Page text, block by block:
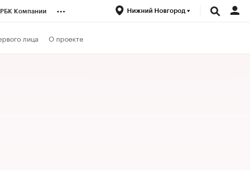
РБК Компании ... Нижний Новгород
лица О проекте